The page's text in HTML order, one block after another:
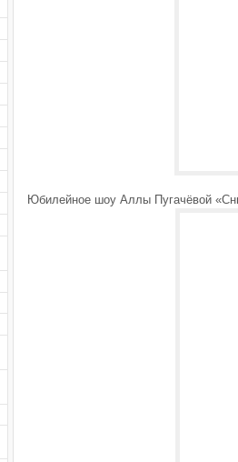
Юбилейное шоу Аллы Пугачёвой